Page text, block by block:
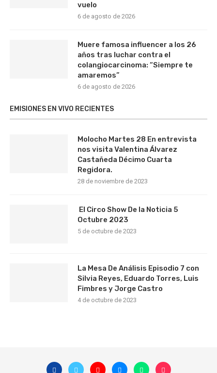
vuelo
6 de agosto de 2026
Muere famosa influencer a los 26
años tras luchar contra el
colangiocarcinoma: “Siempre te
amaremos”
6 de agosto de 2026
EMISIONES EN VIVO RECIENTES
Molocho Martes 28 En entrevista
nos visita Valentina Álvarez
Castañeda Décimo Cuarta
Regidora.
28 de noviembre de 2023
El Circo Show De la Noticia 5
Octubre 2023
5 de octubre de 2023
La Mesa De Análisis Episodio 7 con
Silvia Reyes, Eduardo Torres, Luis
Fimbres y Jorge Castro
4 de octubre de 2023